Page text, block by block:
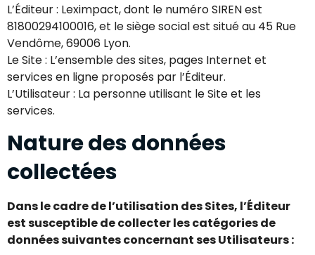
L’Éditeur : Leximpact, dont le numéro SIREN est
81800294100016, et le siège social est situé au 45 Rue
Vendôme, 69006 Lyon.
Le Site : L’ensemble des sites, pages Internet et
services en ligne proposés par l’Éditeur.
L’Utilisateur : La personne utilisant le Site et les
services.
Nature des données
collectées
Dans le cadre de l’utilisation des Sites, l’Éditeur
est susceptible de collecter les catégories de
données suivantes concernant ses Utilisateurs :